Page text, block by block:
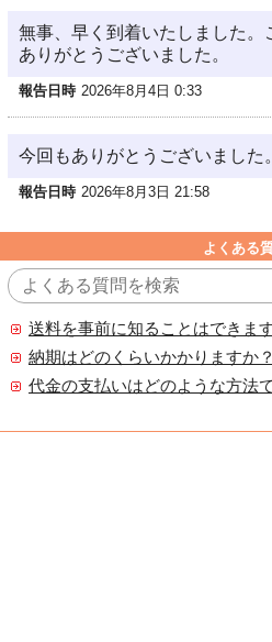
無事、早く到着いたしました。
ありがとうございました。
報告日時 2026年8月4日 0:33
今回もありがとうございました。
報告日時 2026年8月3日 21:58
よくある
送料を事前に知ることはできま
納期はどのくらいかかりますか？